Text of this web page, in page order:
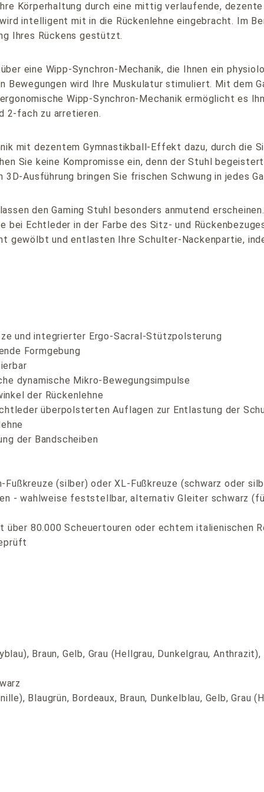
Körperhaltung durch eine mittig verlaufende,
intelligent mit in die Rückenlehne eingebracht. Im
Ihres Rückens gestützt.
eine Wipp-Synchron-Mechanik, die Ihnen ein
Bewegungen wird Ihre Muskulatur stimuliert. Mit dem
Wipp-Synchron-Mechanik ermöglicht es
2-fach zu arretieren.
mit dezentem Gymnastikball-Effekt dazu, durch die
Sie keine Kompromisse ein, denn der Stuhl
Ausführung bringen Sie frischen Schwung in jedes
den Gaming Stuhl besonders anmutend
Echtleder in der Farbe des Sitz- und
gewölbt und entlasten Ihre Schulter-Nackenpartie,
und integrierter Ergo-Sacral-Stützpolsterung
Formgebung
dynamische Mikro-Bewegungsimpulse
der Rückenlehne
überpolsterten Auflagen zur Entlastung der
der Bandscheiben
Fußkreuze (silber) oder XL-Fußkreuze (schwarz oder
- wahlweise feststellbar, alternativ Gleiter schwarz
80.000 Scheuertouren oder echtem italienischen
Braun, Gelb, Grau (Hellgrau, Dunkelgrau,
Blaugrün, Bordeaux, Braun, Dunkelblau, Gelb, Grau